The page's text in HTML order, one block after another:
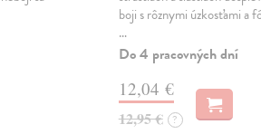
boji s rôznymi úzkosťami a
…
Do 4 pracovných dní
12,04 €
12,95 € ?